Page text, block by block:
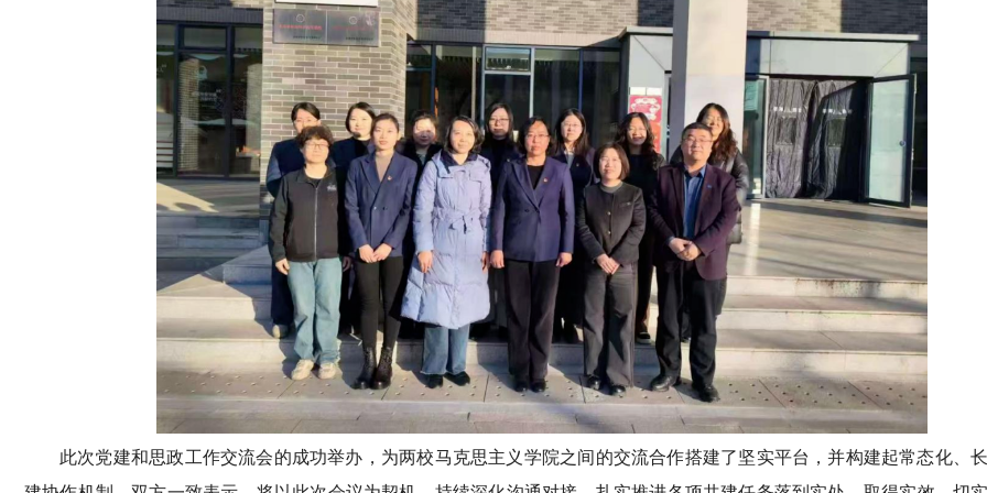
此次党建和思政工作交流会的成功举办，为两校马克思主义学院之间的交流合作搭建了坚实平台，并构建起常态化、